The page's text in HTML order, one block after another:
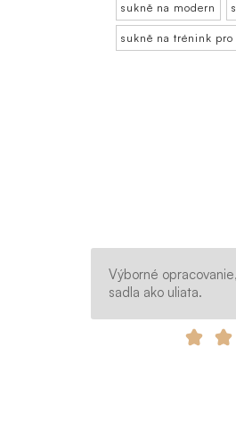
sukně na modern
sukně na trénink
Výborné
sadla ako uliata.